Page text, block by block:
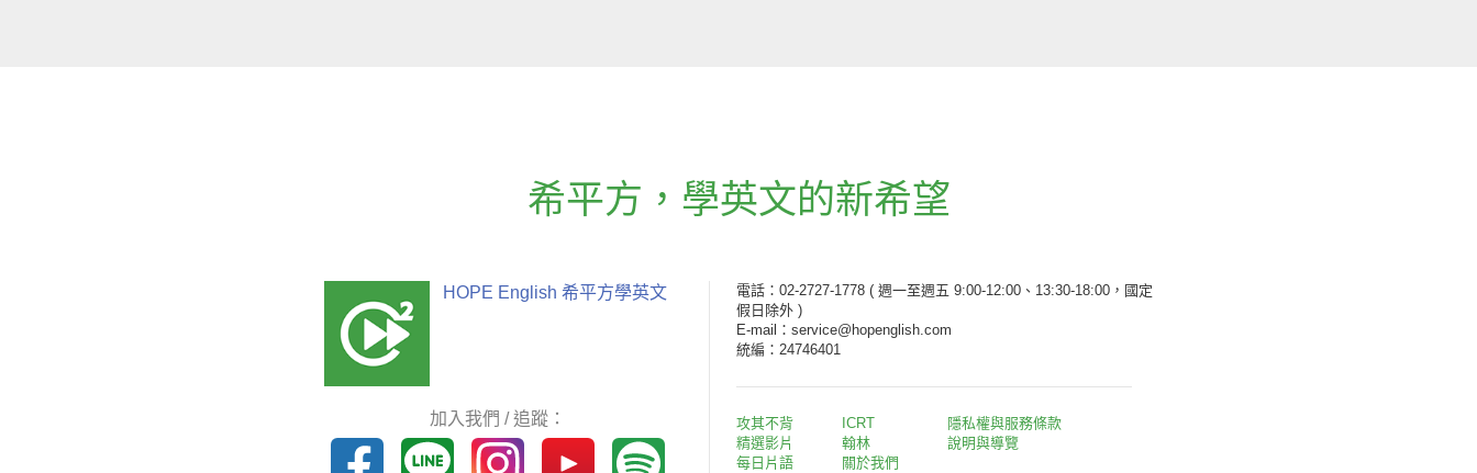
希平方 ， 學英文的新希望
HOPE English 希平方學英文
加入我們 / 追蹤：
電話：02-2727-1778 ( 週一至週五 9:00-12:00、13:30-18:00，國定
假日除外 )
E-mail：service@hopenglish.com
統編：24746401
攻其不背
精選影片
每日片語
ICRT
翰林
關於我們
隱私權與服務條款
說明與導覽